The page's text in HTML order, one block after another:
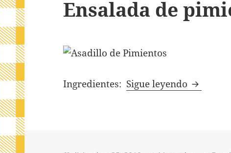
Ensalada de
Ingredientes: Sigue leyendo